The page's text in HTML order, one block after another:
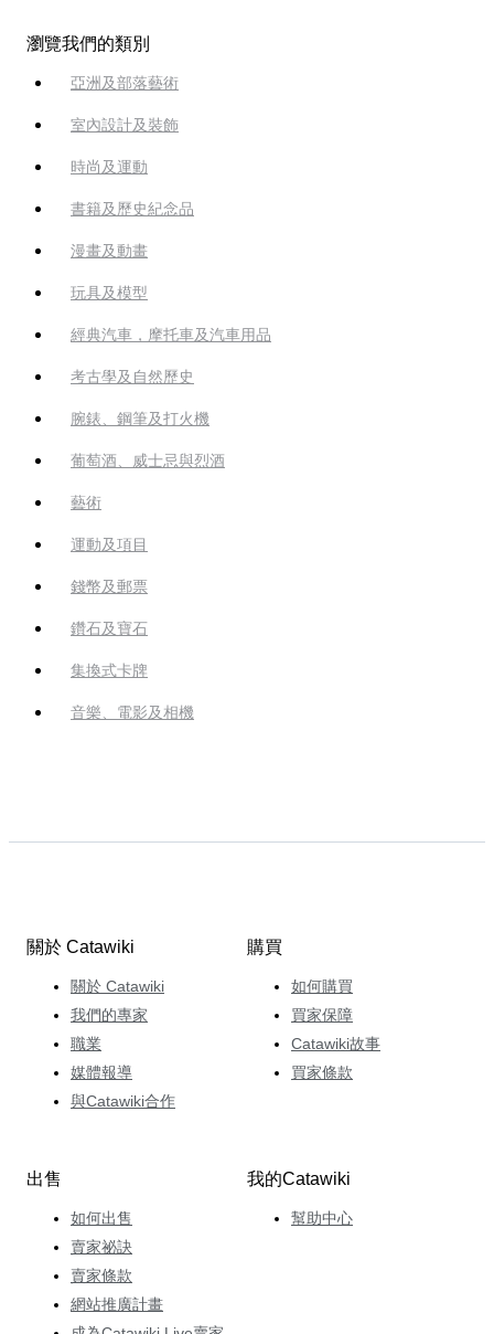
瀏覽我們的類別
亞洲及部落藝術
室內設計及裝飾
時尚及運動
書籍及歷史紀念品
漫畫及動畫
玩具及模型
經典汽車，摩托車及汽車用品
考古學及自然歷史
腕錶、鋼筆及打火機
葡萄酒、威士忌與烈酒
藝術
運動及項目
錢幣及郵票
鑽石及寶石
集換式卡牌
音樂、電影及相機
關於 Catawiki
關於 Catawiki
我們的專家
職業
媒體報導
與Catawiki合作
購買
如何購買
買家保障
Catawiki故事
買家條款
出售
如何出售
賣家祕訣
賣家條款
網站推廣計畫
我的Catawiki
幫助中心